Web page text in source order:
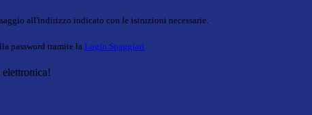
all'indirizzo indicato con le istruzioni necessarie.
password tramite la Login Spaggiari